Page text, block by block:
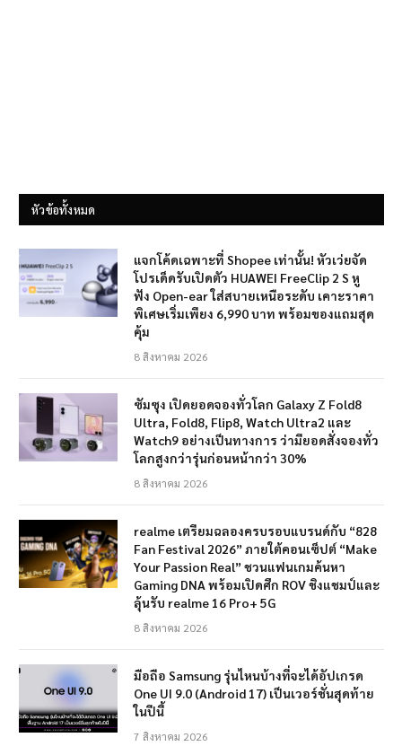
หัวข้อทั้งหมด
แจกโค้ดเฉพาะที่ Shopee เท่านั้น! หัวเว่ยจัด
โปรเด็ดรับเปิดตัว HUAWEI FreeClip 2 S หู
ฟัง Open-ear ใส่สบายเหนือระดับ เคาะราคา
พิเศษเริ่มเพียง 6,990 บาท พร้อมของแถมสุด
คุ้ม
8 สิงหาคม 2026
ซัมซุง เปิดยอดจองทั่วโลก Galaxy Z Fold8
Ultra, Fold8, Flip8, Watch Ultra2 และ
Watch9 อย่างเป็นทางการ ว่ามียอดสั่งจองทั่ว
โลกสูงกว่ารุ่นก่อนหน้ากว่า 30%
8 สิงหาคม 2026
realme เตรียมฉลองครบรอบแบรนด์กับ “828
Fan Festival 2026” ภายใต้คอนเซ็ปต์ “Make
Your Passion Real” ชวนแฟนเกมค้นหา
Gaming DNA พร้อมเปิดศึก ROV ชิงแชมป์และ
ลุ้นรับ realme 16 Pro+ 5G
8 สิงหาคม 2026
มือถือ Samsung รุ่นไหนบ้างที่จะได้อัปเกรด
One UI 9.0 (Android 17) เป็นเวอร์ชั่นสุดท้าย
ในปีนี้
7 สิงหาคม 2026